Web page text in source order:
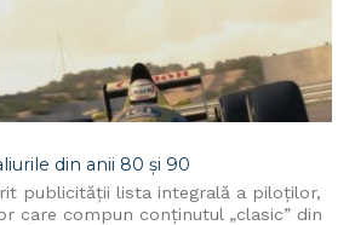
din anii 80 și 90
publicității lista integrală a piloților,
care compun conținutul „clasic” din